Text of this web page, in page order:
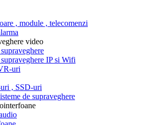
, module , telecomenzi
video
IP si Wifi
uri
, SSD-uri
de supraveghere